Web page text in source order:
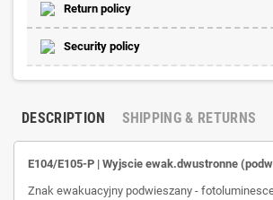
Return policy
Security policy
DESCRIPTION SHIPPING & RETURNS
E104/E105-P | Wyjscie ewak.dwustronne
Znak ewakuacyjny podwieszany -